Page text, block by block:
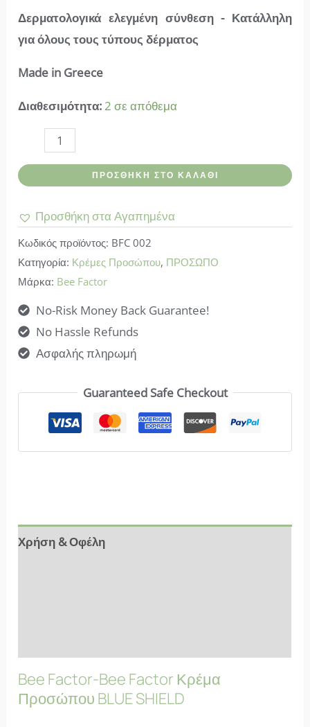
Δερματολογικά ελεγμένη σύνθεση - Κατάλληλη
για όλους τους τύπους δέρματος
Made in Greece
Διαθεσιμότητα:2 σε απόθεμα
Bee
Κρέμα
Προσώπου
BLUE
SHIELD
ποσότητα
ΠΡΟΣΘΉΚΗ ΣΤΟ ΚΑΛΆΘΙ
Προσθήκη στα Αγαπημένα
Κωδικός προϊόντος: BFC 002
Κατηγορία: Κρέμες Προσώπου, ΠΡΟΣΩΠΟ
Μάρκα: Bee Factor
No-Risk Money Back Guarantee!
No Hassle Refunds
Ασφαλής πληρωμή
Guaranteed Safe Checkout
Χρήση & Οφέλη
Bee Factor-Bee Factor Κρέμα
Προσώπου BLUE SHIELD